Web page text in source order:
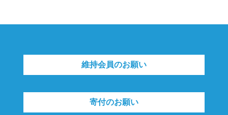
維持会員のお願い
寄付のお願い